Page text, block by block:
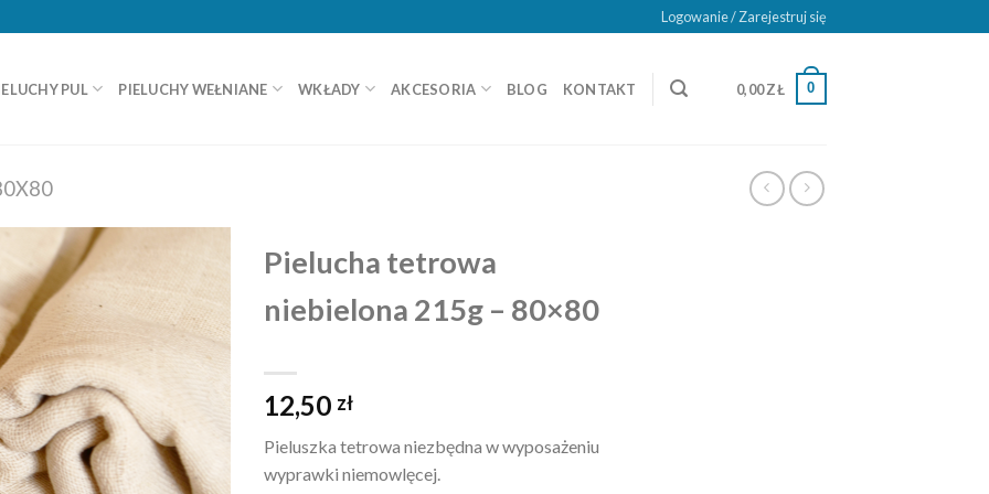
Logowanie / Zarejestruj się
PUL PIELUCHY WEŁNIANE WKŁADY AKCESORIA BLOG KONTAKT 0,00ZŁ 0
Pielucha tetrowa
niebielona 215g – 80×80
12,50 zł
Pieluszka tetrowa niezbędna w wyposażeniu
wyprawki niemowlęcej.